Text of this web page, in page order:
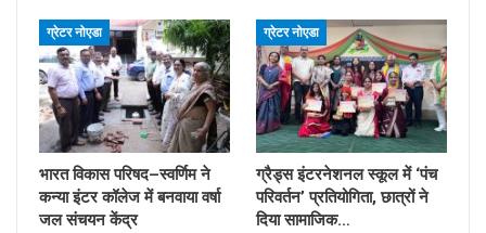
ग्रेटर नोएडा
भारत विकास परिषद–स्वर्णिम ने
कन्या इंटर कॉलेज में बनवाया वर्षा
जल संचयन केंद्र
ग्रेटर नोएडा
ग्रैड्स इंटरनेशनल स्कूल में ‘पंच
परिवर्तन’ प्रतियोगिता, छात्रों ने
दिया सामाजिक…